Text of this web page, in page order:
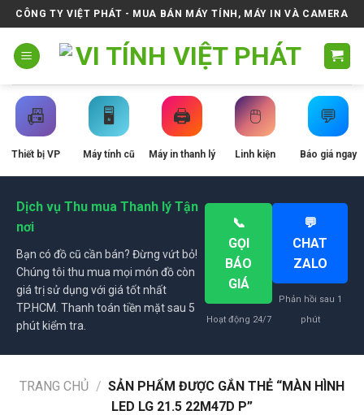
Skip
to
content
CÔNG TY VIỆT PHÁT - MUA BÁN MÁY TÍNH, MÁY IN VÀ CAMERA
📠
Thiết bị VP
🖥️
Máy tính cũ
🖨️
Máy in thanh lý
🖱️
Linh kiện
💬
Báo giá ngay
Dịch vụ Thu mua Thanh lý Tận
nơi
Bạn có đồ cũ cần bán? Đừng vứt bỏ!
Chúng tôi thu mua mọi món đồ còn
giá trị sử dụng với giá tốt nhất
TP.HCM. Thanh toán tiền mặt sau 5
phút kiểm tra.
📞
GỌI
BÁO
GIÁ
Hoạt động 24/7
💬
CHAT
ZALO
Phản hồi sau 1
phút
TRANG CHỦ / SẢN PHẨM ĐƯỢC GẮN THẺ “MÀN HÌNH
LED LG 21.5 22M47D P”